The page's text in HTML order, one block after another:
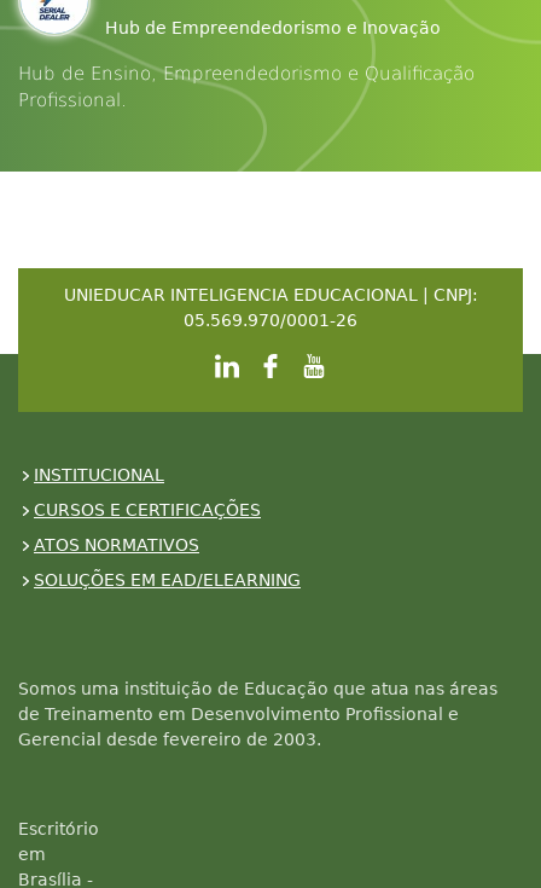
Hub de Empreendedorismo e Inovação
Hub de Ensino, Empreendedorismo e Qualificação
Profissional.
UNIEDUCAR INTELIGENCIA EDUCACIONAL | CNPJ:
05.569.970/0001-26
INSTITUCIONAL
CURSOS E CERTIFICAÇÕES
ATOS NORMATIVOS
SOLUÇÕES EM EAD/ELEARNING
Somos uma instituição de Educação que atua nas áreas
de Treinamento em Desenvolvimento Profissional e
Gerencial desde fevereiro de 2003.
Escritório
em
Brasília -